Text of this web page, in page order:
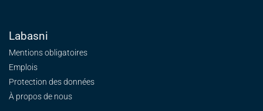
Labasni
Mentions obligatoires
Emplois
Protection des données
À propos de nous